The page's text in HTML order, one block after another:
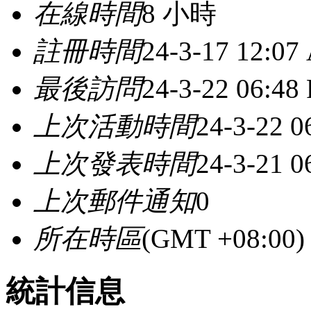
在線時間8 小時
註冊時間24-3-17 12:07
最後訪問24-3-22 06:48
上次活動時間24-3-22
上次發表時間24-3-21
上次郵件通知0
所在時區(GMT
統計信息